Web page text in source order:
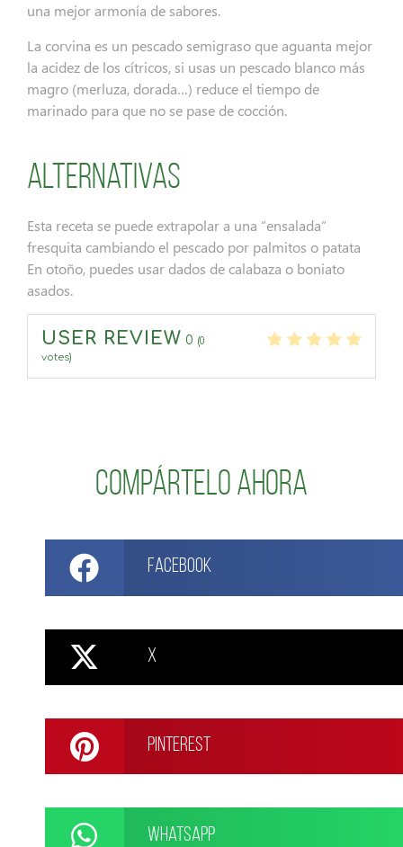
una mejor armonía de sabores.
La corvina es un pescado semigraso que aguanta mejor
la acidez de los cítricos, si usas un pescado blanco más
magro (merluza, dorada…) reduce el tiempo de
marinado para que no se pase de cocción.
Alternativas
Esta receta se puede extrapolar a una “ensalada”
fresquita cambiando el pescado por palmitos o patata
En otoño, puedes usar dados de calabaza o boniato
asados.
USER REVIEW 0 (0
votes)
Compártelo ahora
Facebook
X
Pinterest
WhatsApp